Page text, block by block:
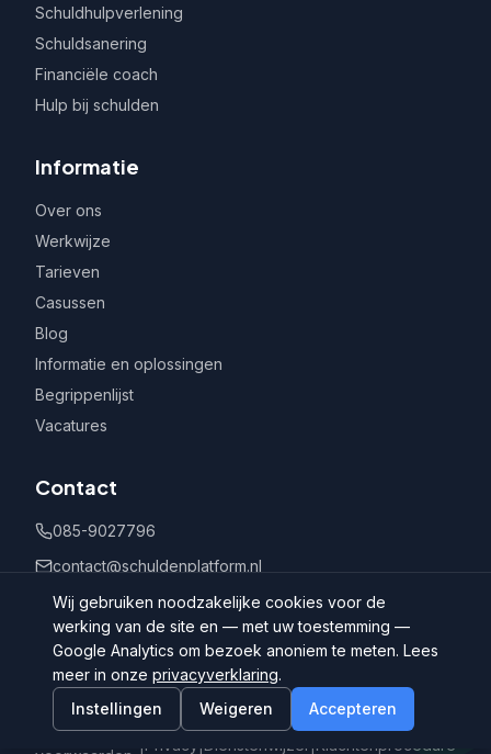
Schuldhulpverlening
Schuldsanering
Financiële coach
Hulp bij schulden
Informatie
Over ons
Werkwijze
Tarieven
Casussen
Blog
Informatie en oplossingen
Begrippenlijst
Vacatures
Contact
085-9027796
contact@schuldenplatform.nl
Postbus 802, 7400 AV Deventer
©
Schuldenplatform.nl
Algemene
|Privacy |Dienstenwijzer |Klachtenprocedure
Wij gebruiken noodzakelijke cookies voor de
werking van de site en — met uw toestemming —
Google Analytics om bezoek anoniem te meten. Lees
meer in onze privacyverklaring.
Instellingen
Weigeren Accepteren